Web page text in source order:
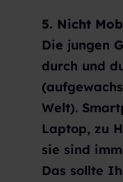
5. Nicht
Die jungen
durch und
Welt).
Laptop, zu
sie sind
Das sollte